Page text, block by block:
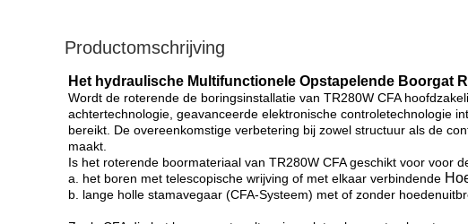
Productomschrijving
Het hydraulische Multifunctionele Opstapelende Boorgat
Wordt de roterende de boringsinstallatie van TR280W CFA
achtertechnologie, geavanceerde elektronische controletechnologie
bereikt. De overeenkomstige verbetering bij zowel structuur als de
maakt.
Is het roterende boormateriaal van TR280W CFA geschikt voor voor
a. het boren met telescopische wrijving of met elkaar verbindende
b. lange holle stamavegaar (CFA-Systeem) met of zonder